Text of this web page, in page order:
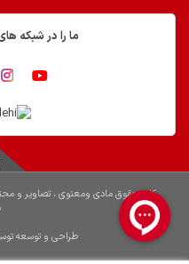
ما را در شبکه
کلیه حقوق مادی ومعنوی ، تصاویر و
طراحی و توسعه